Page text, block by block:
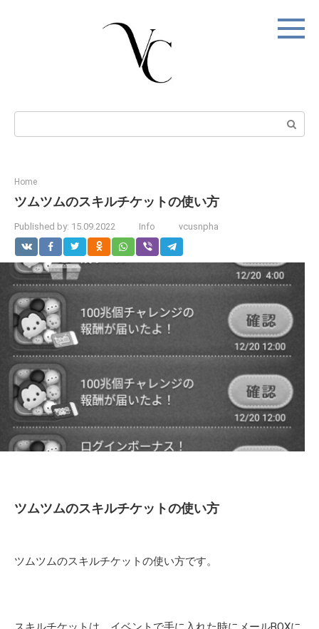
Search:
Home
ツムツムのスキルチケットの使い方
Published by: 15.09.2022 Info vcusnpha
ツムツムのスキルチケットの使い方
ツムツムのスキルチケットの使い方です。